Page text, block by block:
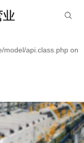
wwwroot/source/
model/api.class.php on